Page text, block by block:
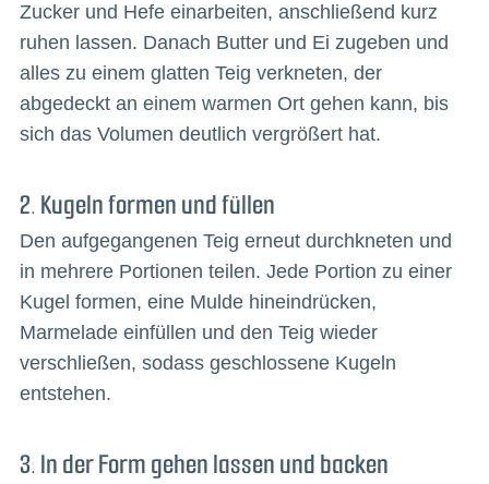
Zucker und Hefe einarbeiten, anschließend kurz
ruhen lassen. Danach Butter und Ei zugeben und
alles zu einem glatten Teig verkneten, der
abgedeckt an einem warmen Ort gehen kann, bis
sich das Volumen deutlich vergrößert hat.
2. Kugeln formen und füllen
Den aufgegangenen Teig erneut durchkneten und
in mehrere Portionen teilen. Jede Portion zu einer
Kugel formen, eine Mulde hineindrücken,
Marmelade einfüllen und den Teig wieder
verschließen, sodass geschlossene Kugeln
entstehen.
3. In der Form gehen lassen und backen